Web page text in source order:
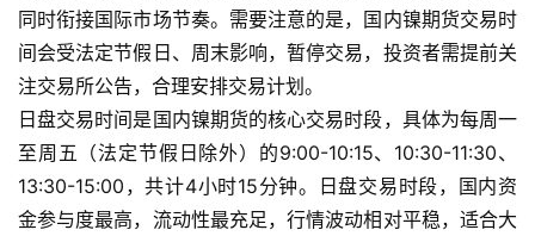
同时衔接国际市场节奏。需要注意的是，国内镍期货交易时
间会受法定节假日、周末影响，暂停交易，投资者需提前关
注交易所公告，合理安排交易计划。
日盘交易时间是国内镍期货的核心交易时段，具体为每周一
至周五（法定节假日除外）的9:00-10:15、10:30-11:30、
13:30-15:00，共计4小时15分钟。日盘交易时段，国内资
金参与度最高，流动性最充足，行情波动相对平稳，适合大